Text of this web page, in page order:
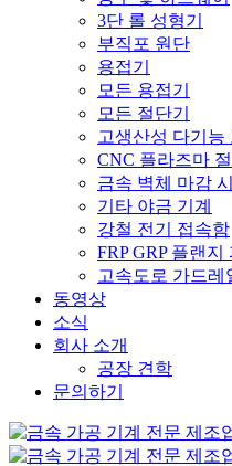
3단 롤 성형기
부직포 원단
용접기
모든 용접기
모든 절단기
고생산성 다기능
CNC 플라즈마 절
금속 벽체 마감
기타 야금 기계
강철 전기 접속함
FRP GRP 플랜지
고속도로 가드레
동영상
소식
회사 소개
공장 견학
문의하기